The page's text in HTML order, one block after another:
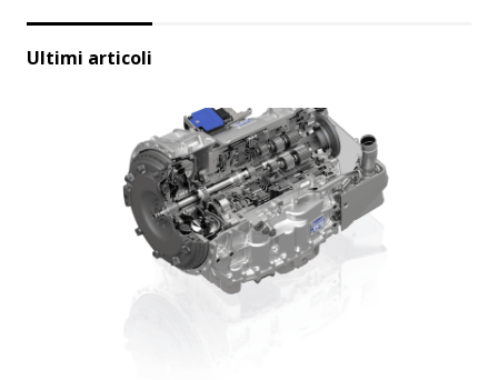
Ultimi articoli